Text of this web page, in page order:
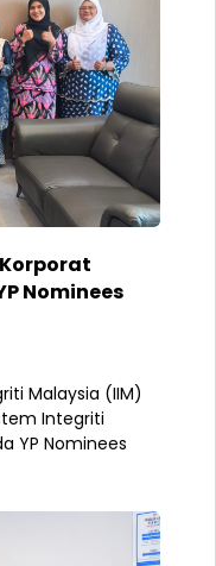
Nominees
Malaysia (IIM)
Integriti
YP Nominees